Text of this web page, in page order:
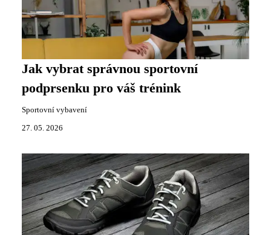
Jak vybrat správnou sportovní
podprsenku pro váš trénink
Sportovní vybavení
27. 05. 2026